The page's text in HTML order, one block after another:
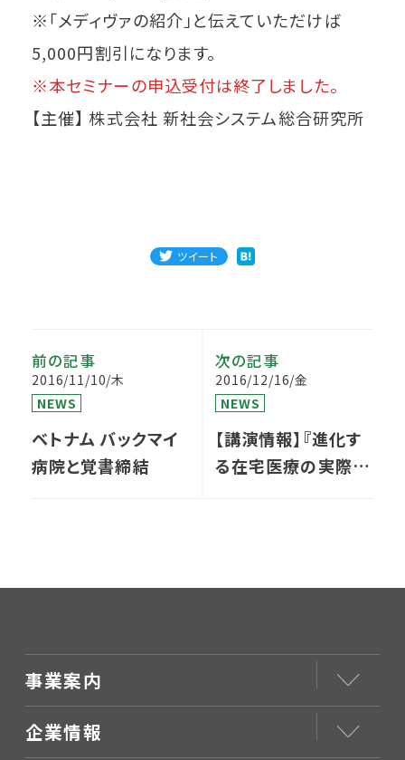
※「メディヴァの紹介」と伝えていただけば
5,000円割引になります。
※本セミナーの申込受付は終了しました。
【主催】 株式会社 新社会システム総合研究所
ツイート
前の記事
2016/11/10/木
NEWS
ベトナム バックマイ
病院と覚書締結
次の記事
2016/12/16/金
NEWS
【講演情報】『進化す
る在宅医療の実際
事業案内
企業情報